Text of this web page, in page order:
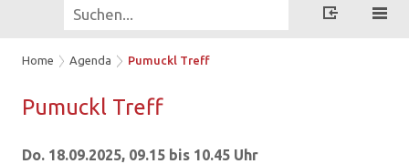
Home Agenda Pumuckl Treff
Pu­muckl Treff
Do. 18.09.2025, 09.15 bis 10.45 Uhr